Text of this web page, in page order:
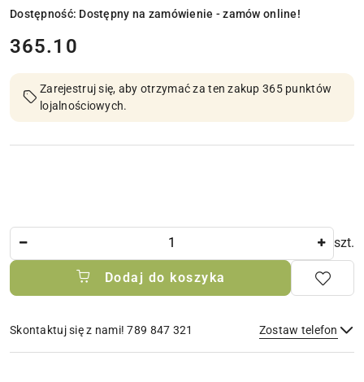
Dostępność: Dostępny na zamówienie - zamów online!
cena:
365.10
Zarejestruj się, aby otrzymać za ten zakup 365 punktów
lojalnościowych.
szt.
Dodaj do koszyka
Skontaktuj się z nami! 789 847 321 Zostaw telefon